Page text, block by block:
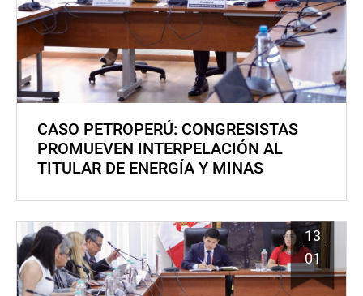
CASO PETROPERÚ: CONGRESISTAS
PROMUEVEN INTERPELACIÓN AL
TITULAR DE ENERGÍA Y MINAS
13
01